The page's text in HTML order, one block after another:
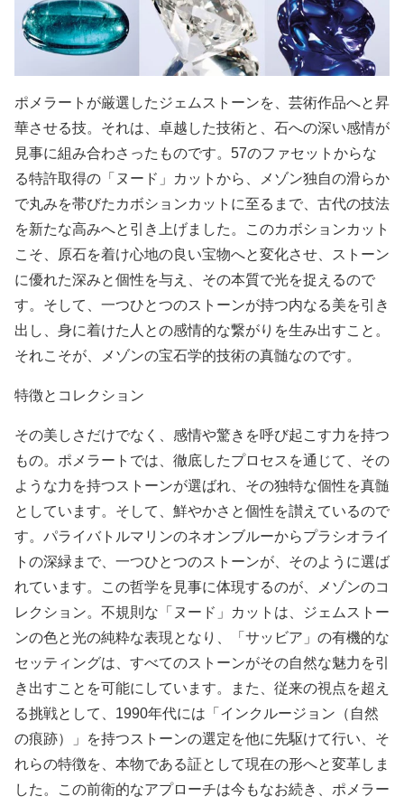
ポメラートが厳選したジェムストーンを、芸術作品へと昇
華させる技。それは、卓越した技術と、石への深い感情が
見事に組み合わさったものです。57のファセットからな
る特許取得の「ヌード」カットから、メゾン独自の滑らか
で丸みを帯びたカボションカットに至るまで、古代の技法
を新たな高みへと引き上げました。このカボションカット
こそ、原石を着け心地の良い宝物へと変化させ、ストーン
に優れた深みと個性を与え、その本質で光を捉えるので
す。そして、一つひとつのストーンが持つ内なる美を引き
出し、身に着けた人との感情的な繋がりを生み出すこと。
それこそが、メゾンの宝石学的技術の真髄なのです。
特徴とコレクション
その美しさだけでなく、感情や驚きを呼び起こす力を持つ
もの。ポメラートでは、徹底したプロセスを通じて、その
ような力を持つストーンが選ばれ、その独特な個性を真髄
としています。そして、鮮やかさと個性を讃えているので
す。パライバトルマリンのネオンブルーからプラシオライ
トの深緑まで、一つひとつのストーンが、そのように選ば
れています。この哲学を見事に体現するのが、メゾンのコ
レクション。不規則な「ヌード」カットは、ジェムストー
ンの色と光の純粋な表現となり、「サッビア」の有機的な
セッティングは、すべてのストーンがその自然な魅力を引
き出すことを可能にしています。また、従来の視点を超え
る挑戦として、1990年代には「インクルージョン（自然
の痕跡）」を持つストーンの選定を他に先駆けて行い、そ
れらの特徴を、本物である証として現在の形へと変革しま
した。この前衛的なアプローチは今もなお続き、ポメラー